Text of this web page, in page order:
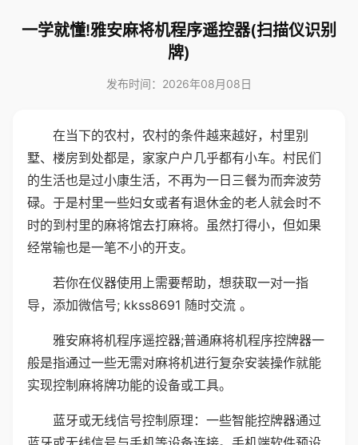
一学就懂!雅安麻将机程序遥控器(扫描仪识别
牌)
发布时间：2026年08月08日
在当下的农村，农村的条件越来越好，村里别
墅、楼房到处都是，家家户户几乎都有小车。村民们
的生活也是过小康生活，不再为一日三餐为而奔波劳
碌。于是村里一些妇女或者有退休金的老人就会时不
时的到村里的麻将馆去打麻将。虽然打得小，但如果
经常输也是一笔不小的开支。
若你在仪器使用上需要帮助，想获取一对一指
导，添加微信号; kkss8691 随时交流 。
雅安麻将机程序遥控器;普通麻将机程序控牌器一
般是指通过一些无需对麻将机进行复杂安装操作就能
实现控制麻将牌功能的设备或工具。
蓝牙或无线信号控制原理：一些智能控牌器通过